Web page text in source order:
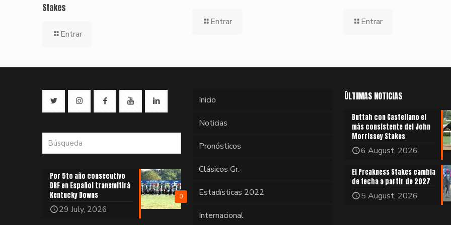
Stakes
Entrar
Entrar Entrar
0
Por 5to año consecutivo
DRF en Español transmitirá
Kentucky Downs
29 July, 2026
Inicio
Noticias
Pronósticos
Clásicos Gr.
Estadísticas 2022
Internacional
ÚLTIMAS NOTICIAS
Buttah con Castellano el
más consistente del John
Morrissey Stakes
6 August, 2026
El Preakness Stakes cambia
de fecha a partir de 2027
5 August, 2026